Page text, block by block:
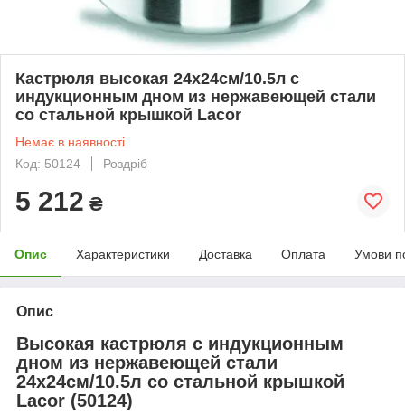
Кастрюля высокая 24х24см/10.5л с
индукционным дном из нержавеющей стали
со стальной крышкой Lacor
Немає в наявності
Код: 50124
Роздріб
5 212 ₴
Опис Характеристики Доставка Оплата Умови
Опис
Высокая кастрюля с индукционным
дном из нержавеющей стали
24х24см/10.5л со стальной крышкой
Lacor (50124)